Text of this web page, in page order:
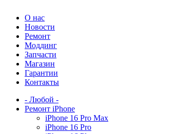
О нас
Новости
Ремонт
Моддинг
Запчасти
Магазин
Гарантии
Контакты
- Любой -
Ремонт iPhone
iPhone 16 Pro Max
iPhone 16 Pro